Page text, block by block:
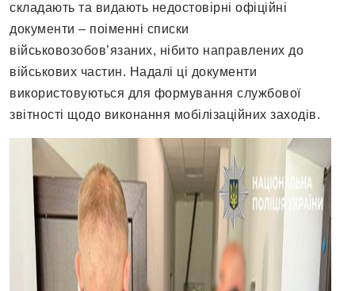
складають та видають недостовірні офіційні
документи – поіменні списки
військовозобов’язаних, нібито направлених до
військових частин. Надалі ці документи
використовуються для формування службової
звітності щодо виконання мобілізаційних заходів.